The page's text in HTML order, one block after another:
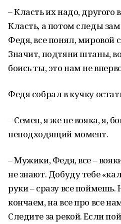
– Класть их надо, другого
Класть, а потом следы
Федя, все понял, мировой
Значит, подтяни штаны,
боись ты, это нам не
Федя собрал в кучку
– Семен, я же не вояка, я,
неподходящий момент.
– Мужики, Федя, все –
не знают. Добуду тебе
руки – сразу все поймешь.
кончаем, на все про все
Следите за рекой. Если